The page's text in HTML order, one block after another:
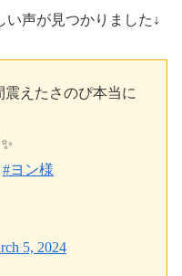
声が見つかりました↓
えたさのぴ本当に
#ヨン様
5, 2024